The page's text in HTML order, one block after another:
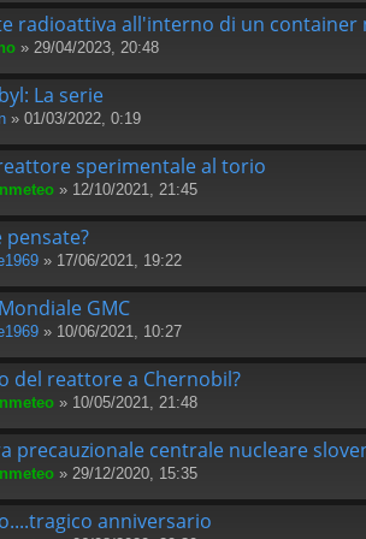
radioattiva all'interno di un container
» 29/04/2023, 20:48
La serie
» 01/03/2022, 0:19
sperimentale al torio
» 12/10/2021, 21:45
pensate?
» 17/06/2021, 19:22
GMC
» 10/06/2021, 10:27
del reattore a Chernobil?
» 10/05/2021, 21:48
precauzionale centrale nucleare
» 29/12/2020, 15:35
anniversario